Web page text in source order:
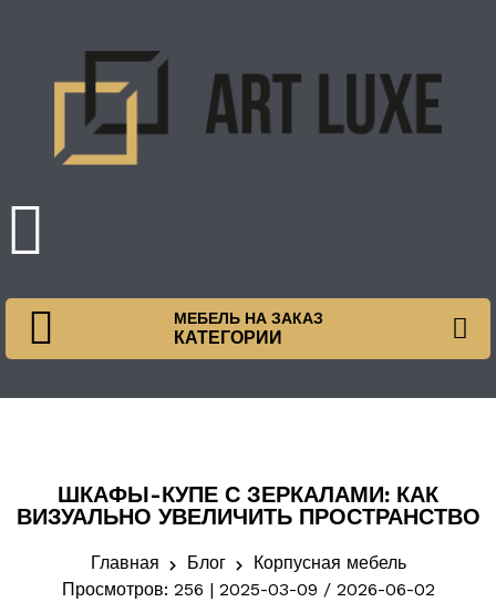
МЕБЕЛЬ НА ЗАКАЗ
КАТЕГОРИИ
ШКАФЫ-КУПЕ С ЗЕРКАЛАМИ: КАК
ВИЗУАЛЬНО УВЕЛИЧИТЬ ПРОСТРАНСТВО
Главная Блог
Корпусная мебель
Просмотров: 256 | 2025-03-09 / 2026-06-02